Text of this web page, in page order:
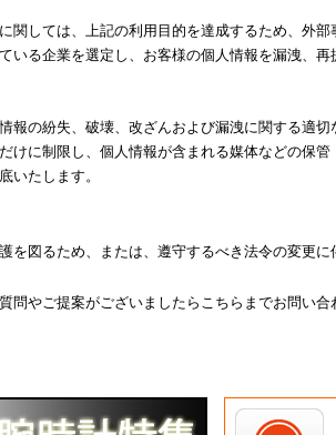
関しては、上記の利用目的を達成するため、外部
いる企業を選定し、お客様の個人情報を漏洩、
報の紛失、破壊、改ざんおよび漏洩に関する適切
けに制限し、個人情報が含まれる媒体などの保
いたします。
を図るため、または、遵守するべき法令の変更
問やご提案がございましたらこちらまでお問い合